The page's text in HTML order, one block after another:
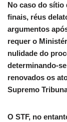
No caso do sítio
finais, réus
argumentos
requer o
nulidade do
determinando-
renovados os
Supremo
O STF, no